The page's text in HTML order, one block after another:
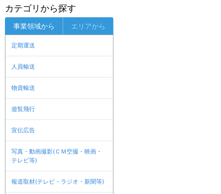
カテゴリから探す
事業領域から エリアから
定期運送
人員輸送
物資輸送
遊覧飛行
宣伝広告
写真・動画撮影(ＣＭ空撮・映画・
テレビ等)
報道取材(テレビ・ラジオ・新聞等)